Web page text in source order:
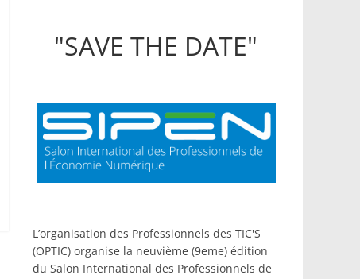
"SAVE THE DATE"
L’organisation des Professionnels des TIC'S
(OPTIC) organise la neuvième (9eme) édition
du Salon International des Professionnels de